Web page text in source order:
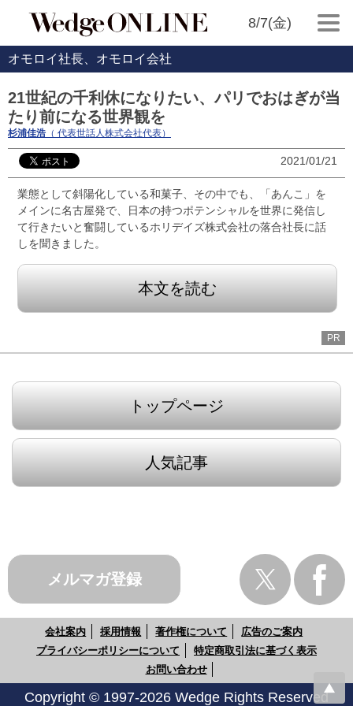
8/7(金)
オモロイ社長、オモロイ会社
21世紀の千利休になりたい、パリでおはぎが当
たり前になる世界観を
杉浦佳浩 （ 代表世話人株式会社代表）
2021/01/21
業態として斜陽化している和菓子、その中でも、「あんこ」を
メインに名古屋発で、日本の持つポテンシャルを世界に発信し
て行きたいと奮闘しているホリデイズ株式会社の落合社長に話
しを聞きました。
本文を読む
PR
トップページ
人気記事
メルマガ登録
会社案内 採用情報 著作権について
広告のご案内
プライバシーポリシーについて
特定商取引法に基づく表示
お問い合わせ
Copyright © 1997-2026 Wedge Rights Reserved